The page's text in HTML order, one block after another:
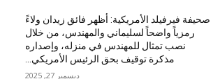
صحيفة فيرفيلد الأمريكية: أظهر فائق زيدان ولاءً
رمزياً واضحاً لسليماني والمهندس، من خلال
نصب تمثال للمهندس في منزله، وإصداره
مذكرة توقيف بحق الرئيس الأمريكي...
ديسمبر 27, 2025